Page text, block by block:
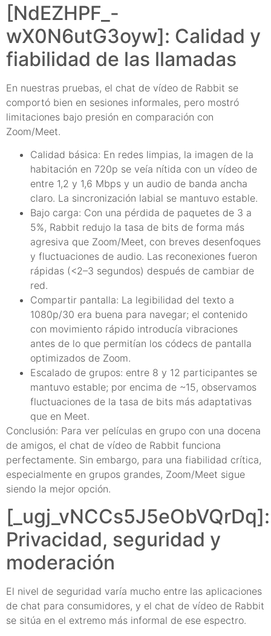
[NdEZHPF_-
wX0N6utG3oyw]: Calidad y
fiabilidad de las llamadas
En nuestras pruebas, el chat de vídeo de Rabbit se
comportó bien en sesiones informales, pero mostró
limitaciones bajo presión en comparación con
Zoom/Meet.
Calidad básica: En redes limpias, la imagen de la
habitación en 720p se veía nítida con un vídeo de
entre 1,2 y 1,6 Mbps y un audio de banda ancha
claro. La sincronización labial se mantuvo estable.
Bajo carga: Con una pérdida de paquetes de 3 a
5%, Rabbit redujo la tasa de bits de forma más
agresiva que Zoom/Meet, con breves desenfoques
y fluctuaciones de audio. Las reconexiones fueron
rápidas (<2–3 segundos) después de cambiar de
red.
Compartir pantalla: La legibilidad del texto a
1080p/30 era buena para navegar; el contenido
con movimiento rápido introducía vibraciones
antes de lo que permitían los códecs de pantalla
optimizados de Zoom.
Escalado de grupos: entre 8 y 12 participantes se
mantuvo estable; por encima de ~15, observamos
fluctuaciones de la tasa de bits más adaptativas
que en Meet.
Conclusión: Para ver películas en grupo con una docena
de amigos, el chat de vídeo de Rabbit funciona
perfectamente. Sin embargo, para una fiabilidad crítica,
especialmente en grupos grandes, Zoom/Meet sigue
siendo la mejor opción.
[_ugj_vNCCs5J5eObVQrDq]:
Privacidad, seguridad y
moderación
El nivel de seguridad varía mucho entre las aplicaciones
de chat para consumidores, y el chat de vídeo de Rabbit
se sitúa en el extremo más informal de ese espectro.